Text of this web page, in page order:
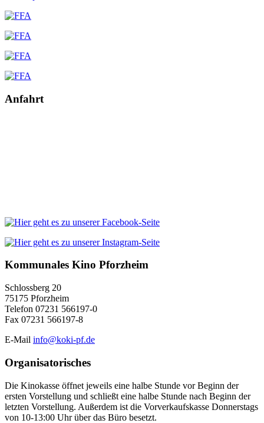
Anfahrt
Kommunales Kino Pforzheim
Schlossberg 20
75175 Pforzheim
Telefon 07231 566197-0
Fax 07231 566197-8
E-Mail info@koki-pf.de
Organisatorisches
Die Kinokasse öffnet jeweils eine halbe Stunde vor Beginn der
ersten Vorstellung und schließt eine halbe Stunde nach Beginn der
letzten Vorstellung. Außerdem ist die Vorverkaufskasse Donnerstags
von 10-13:00 Uhr über das Büro besetzt.